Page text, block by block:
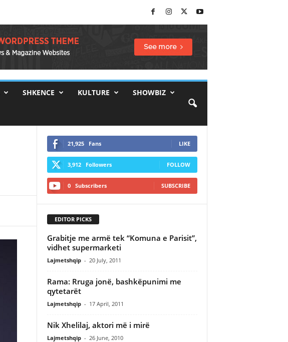
SHKENCE KULTURE SHOWBIZ
21,925 Fans LIKE
3,912 Followers FOLLOW
0 Subscribers SUBSCRIBE
EDITOR PICKS
Grabitje me armë tek “Komuna e Parisit”,
vidhet supermarketi
Lajmetshqip - 20 July, 2011
Rama: Rruga jonë, bashkëpunimi me
qytetarët
Lajmetshqip - 17 April, 2011
Nik Xhelilaj, aktori më i mirë
Lajmetshqip - 26 June, 2010